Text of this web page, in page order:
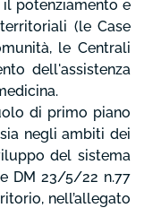
il potenziamento e
(le Case
le Centrali
dell'assistenza
di primo piano
negli ambiti dei
del sistema
DM 23/5/22 n.77
nell’allegato